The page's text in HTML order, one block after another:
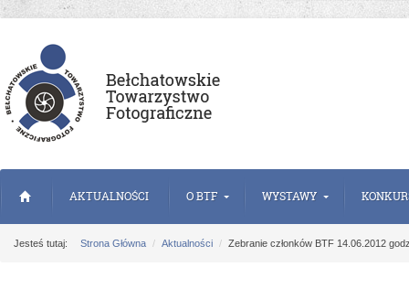
AKTUALNOŚCI O BTF WYSTAWY
Jesteś tutaj: Strona Główna Aktualności Zebranie członków BTF 14.06.2012